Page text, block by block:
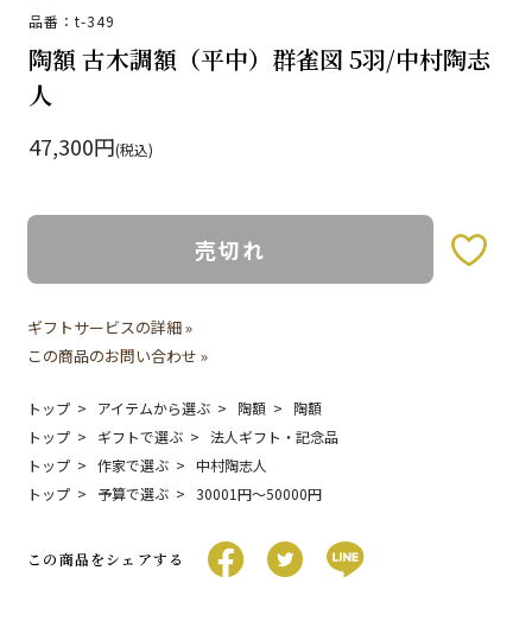
品番：t-349
陶額 古木調額（平中）群雀図 5羽/中村陶志
人
47,300円(税込)
売切れ
ギフトサービスの詳細 »
この商品のお問い合わせ »
トップ アイテムから選ぶ 陶額
陶額
トップ
ギフトで選ぶ
法人ギフト・記念品
トップ
作家で選ぶ
中村陶志人
トップ
予算で選ぶ 30001円〜50000円
この商品をシェアする